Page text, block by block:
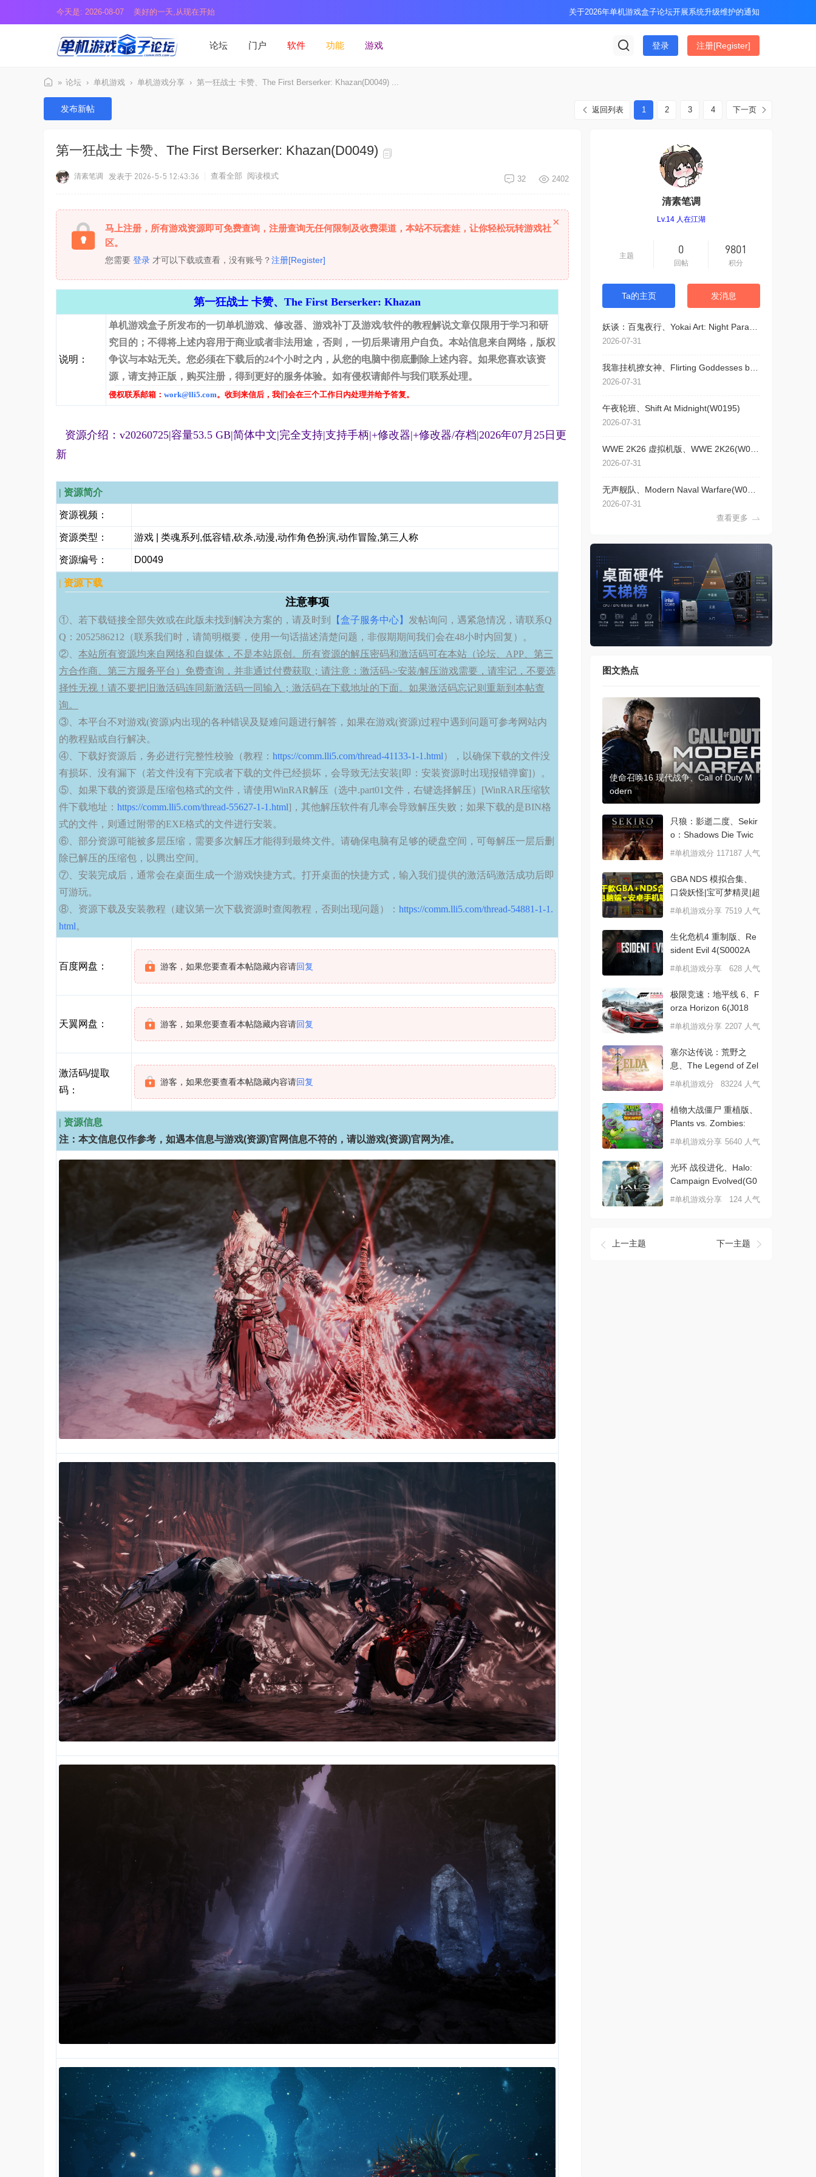
今天是: 2026-08-07 美好的一天,从现在开始 关于2026年单机游戏盒子论坛开展系统升级维护的通知
论坛 门户 软件 功能 游戏 登录 注册[Register]
单
机
» 论坛 › 单机游戏 › 单机游戏分享 › 第一狂战士 卡赞、The First Berserker: Khazan(D0049) ...
1 2 3 4 下一页
返回列表
发布新帖
第一狂战士 卡赞、The First Berserker: Khazan(D0049)
2402
32
清素笔调 发表于 2026-5-5 12:43:36 查看全部 阅读模式
马上注册，所有游戏资源即可免费查询，注册查询无任何限制及收费渠道，本站不玩套娃，让你轻松玩转游戏社
区。
您需要 登录 才可以下载或查看，没有账号？注册[Register]
×
第一狂战士 卡赞、The First Berserker: Khazan
说明：
单机游戏盒子所发布的一切单机游戏、修改器、游戏补丁及游戏/软件的教程解说文章仅限用于学习和研
究目的；不得将上述内容用于商业或者非法用途，否则，一切后果请用户自负。本站信息来自网络，版权
争议与本站无关。您必须在下载后的24个小时之内，从您的电脑中彻底删除上述内容。如果您喜欢该资
源，请支持正版，购买注册，得到更好的服务体验。如有侵权请邮件与我们联系处理。
侵权联系邮箱： work@lli5.com。收到来信后，我们会在三个工作日内处理并给予答复。
资源介绍：v20260725|容量53.5 GB|简体中文|完全支持|支持手柄|+修改器|+修改器/存档|2026年07月25日更
新
| 资源简介
资源视频：
资源类型： 游戏 | 类魂系列,低容错,砍杀,动漫,动作角色扮演,动作冒险,第三人称
资源编号： D0049
| 资源下载
注意事项
①、若下载链接全部失效或在此版未找到解决方案的，请及时到 【盒子服务中心】 发帖询问，遇紧急情况，请联系Q
Q：2052586212（联系我们时，请简明概要，使用一句话描述清楚问题，非假期期间我们会在48小时内回复）。
②、 本站所有资源均来自网络和自媒体，不是本站原创。所有资源的解压密码和激活码可在本站（论坛、APP、第三
方合作商、第三方服务平台）免费查询，并非通过付费获取；请注意：激活码->安装/解压游戏需要，请牢记，不要选
择性无视！请不要把旧激活码连同新激活码一同输入；激活码在下载地址的下面。如果激活码忘记则重新到本帖查
询。
③、本平台不对游戏(资源)内出现的各种错误及疑难问题进行解答，如果在游戏(资源)过程中遇到问题可参考网站内
的教程贴或自行解决。
④、下载好资源后，务必进行完整性校验（教程： https://comm.lli5.com/thread-41133-1-1.html），以确保下载的文件没
有损坏、没有漏下（若文件没有下完或者下载的文件已经损坏，会导致无法安装[即：安装资源时出现报错弹窗]）。
⑤、如果下载的资源是压缩包格式的文件，请使用WinRAR解压（选中.part01文件，右键选择解压）[WinRAR压缩软
件下载地址： https://comm.lli5.com/thread-55627-1-1.html]，其他解压软件有几率会导致解压失败；如果下载的是BIN格
式的文件，则通过附带的EXE格式的文件进行安装。
⑥、部分资源可能被多层压缩，需要多次解压才能得到最终文件。请确保电脑有足够的硬盘空间，可每解压一层后删
除已解压的压缩包，以腾出空间。
⑦、安装完成后，通常会在桌面生成一个游戏快捷方式。打开桌面的快捷方式，输入我们提供的激活码激活成功后即
可游玩。
⑧、资源下载及安装教程（建议第一次下载资源时查阅教程，否则出现问题）： https://comm.lli5.com/thread-54881-1-1.
html。
百度网盘： 游客，如果您要查看本帖隐藏内容请回复
天翼网盘： 游客，如果您要查看本帖隐藏内容请回复
激活码/提取
码：
游客，如果您要查看本帖隐藏内容请回复
| 资源信息
注：本文信息仅作参考，如遇本信息与游戏(资源)官网信息不符的，请以游戏(资源)官网为准。
清素笔调
Lv.14 人在江湖
主题 0
回帖
9801
积分
Ta的主页 发消息
2026-07-31
2026-07-31
午夜轮班、Shift At Midnight(W0195)
2026-07-31
2026-07-31
2026-07-31
查看更多
图文热点
使命召唤16 现代战争、Call of Duty M
odern
只狼：影逝二度、Sekir
o：Shadows Die Twic
117187 人气
#单机游戏分
GBA NDS 模拟合集、
口袋妖怪|宝可梦精灵|超
7519 人气
#单机游戏分享
生化危机4 重制版、Re
sident Evil 4(S0002A
628 人气
#单机游戏分享
极限竞速：地平线 6、F
orza Horizon 6(J018
2207 人气
#单机游戏分享
塞尔达传说：荒野之
息、The Legend of Zel
d
83224 人气
#单机游戏分
植物大战僵尸 重植版、
Plants vs. Zombies:
5640 人气
#单机游戏分享
光环 战役进化、Halo:
Campaign Evolved(G0
124 人气
#单机游戏分享
上一主题 下一主题